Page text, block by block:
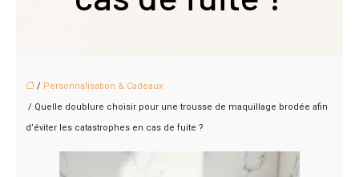
/ Personnalisation & Cadeaux
/ Quelle doublure choisir pour une trousse de maquillage brodée afin
d’éviter les catastrophes en cas de fuite ?